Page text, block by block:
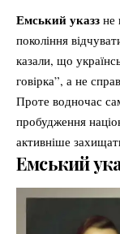
Емський указз не
покоління
казали, що
говірка”, а не
Проте водночас
пробудження
активніше
Емський